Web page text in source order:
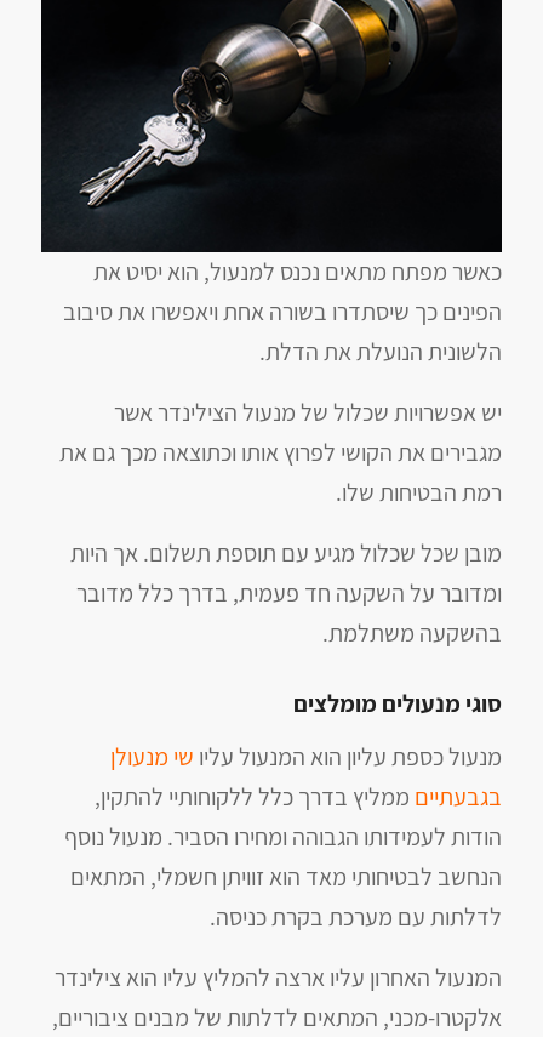
כאשר מפתח מתאים נכנס למנעול, הוא יסיט את
הפינים כך שיסתדרו בשורה אחת ויאפשרו את סיבוב
הלשונית הנועלת את הדלת.
יש אפשרויות שכלול של מנעול הצילינדר אשר
מגבירים את הקושי לפרוץ אותו וכתוצאה מכך גם את
רמת הבטיחות שלו.
מובן שכל שכלול מגיע עם תוספת תשלום. אך היות
ומדובר על השקעה חד פעמית, בדרך כלל מדובר
בהשקעה משתלמת.
סוגי מנעולים מומלצים
מנעול כספת עליון הוא המנעול עליו שי מנעולן
בגבעתיים ממליץ בדרך כלל ללקוחותיי להתקין,
הודות לעמידותו הגבוהה ומחירו הסביר. מנעול נוסף
הנחשב לבטיחותי מאד הוא זוויתן חשמלי, המתאים
לדלתות עם מערכת בקרת כניסה.
המנעול האחרון עליו ארצה להמליץ עליו הוא צילינדר
אלקטרו-מכני, המתאים לדלתות של מבנים ציבוריים,